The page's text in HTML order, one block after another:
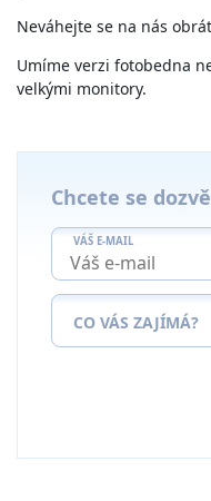
Neváhejte se na nás
Umíme verzi fotobedna
velkými monitory.
Chcete se
VÁŠ E-MAIL
CO VÁS ZAJÍMÁ?